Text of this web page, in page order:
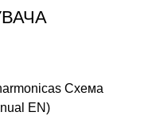
Схема
EN)